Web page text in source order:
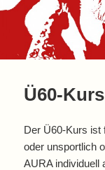
Ü60-Kurs
Der Ü60-Kurs ist
oder unsportlich
AURA individuell